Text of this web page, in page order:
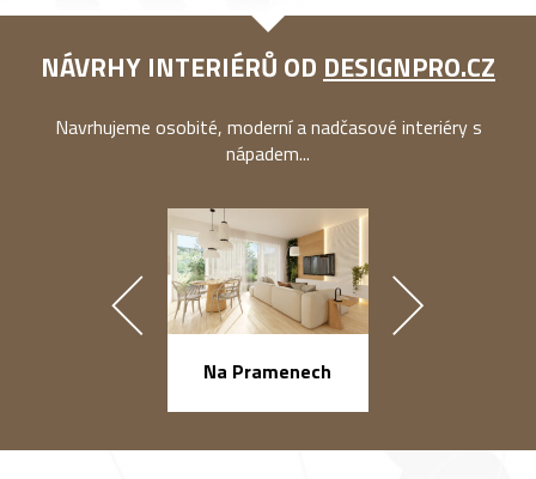
NÁVRHY INTERIÉRŮ OD DESIGNPRO.CZ
Navrhujeme osobité, moderní a nadčasové interiéry s
nápadem...
Na Pramenech